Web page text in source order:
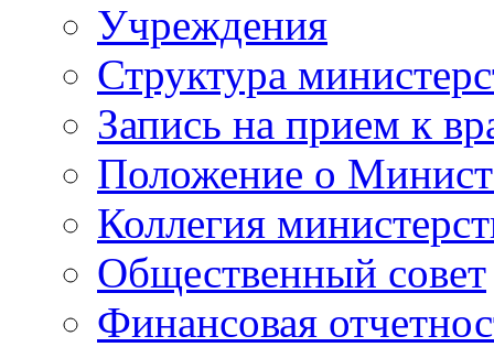
Учреждения
Структура
Запись на прием к
Положение о
Коллегия
Общественный совет
Финансовая